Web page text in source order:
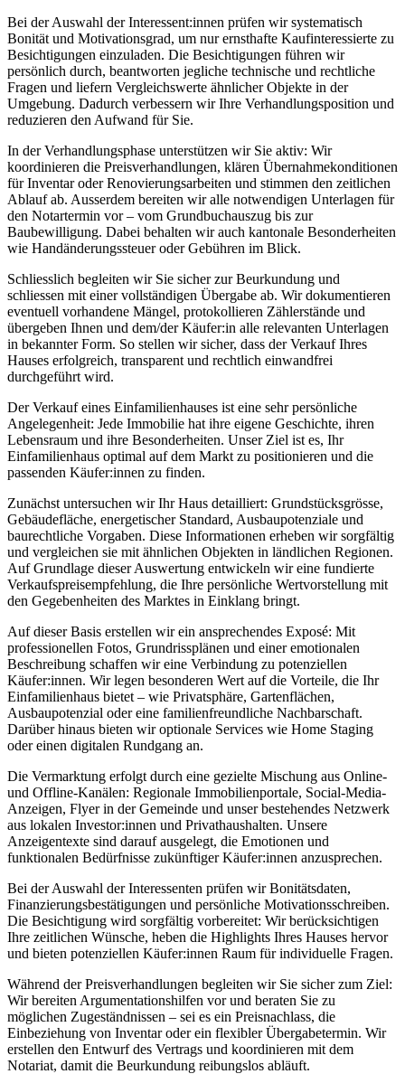
Bei der Auswahl der Interessent:innen prüfen wir systematisch
Bonität und Motivationsgrad, um nur ernsthafte Kaufinteressierte zu
Besichtigungen einzuladen. Die Besichtigungen führen wir
persönlich durch, beantworten jegliche technische und rechtliche
Fragen und liefern Vergleichswerte ähnlicher Objekte in der
Umgebung. Dadurch verbessern wir Ihre Verhandlungsposition und
reduzieren den Aufwand für Sie.
In der Verhandlungsphase unterstützen wir Sie aktiv: Wir
koordinieren die Preisverhandlungen, klären Übernahmekonditionen
für Inventar oder Renovierungsarbeiten und stimmen den zeitlichen
Ablauf ab. Ausserdem bereiten wir alle notwendigen Unterlagen für
den Notartermin vor – vom Grundbuchauszug bis zur
Baubewilligung. Dabei behalten wir auch kantonale Besonderheiten
wie Handänderungssteuer oder Gebühren im Blick.
Schliesslich begleiten wir Sie sicher zur Beurkundung und
schliessen mit einer vollständigen Übergabe ab. Wir dokumentieren
eventuell vorhandene Mängel, protokollieren Zählerstände und
übergeben Ihnen und dem/der Käufer:in alle relevanten Unterlagen
in bekannter Form. So stellen wir sicher, dass der Verkauf Ihres
Hauses erfolgreich, transparent und rechtlich einwandfrei
durchgeführt wird.
Der Verkauf eines Einfamilienhauses ist eine sehr persönliche
Angelegenheit: Jede Immobilie hat ihre eigene Geschichte, ihren
Lebensraum und ihre Besonderheiten. Unser Ziel ist es, Ihr
Einfamilienhaus optimal auf dem Markt zu positionieren und die
passenden Käufer:innen zu finden.
Zunächst untersuchen wir Ihr Haus detailliert: Grundstücksgrösse,
Gebäudefläche, energetischer Standard, Ausbaupotenziale und
baurechtliche Vorgaben. Diese Informationen erheben wir sorgfältig
und vergleichen sie mit ähnlichen Objekten in ländlichen Regionen.
Auf Grundlage dieser Auswertung entwickeln wir eine fundierte
Verkaufspreisempfehlung, die Ihre persönliche Wertvorstellung mit
den Gegebenheiten des Marktes in Einklang bringt.
Auf dieser Basis erstellen wir ein ansprechendes Exposé: Mit
professionellen Fotos, Grundrissplänen und einer emotionalen
Beschreibung schaffen wir eine Verbindung zu potenziellen
Käufer:innen. Wir legen besonderen Wert auf die Vorteile, die Ihr
Einfamilienhaus bietet – wie Privatsphäre, Gartenflächen,
Ausbaupotenzial oder eine familienfreundliche Nachbarschaft.
Darüber hinaus bieten wir optionale Services wie Home Staging
oder einen digitalen Rundgang an.
Die Vermarktung erfolgt durch eine gezielte Mischung aus Online-
und Offline-Kanälen: Regionale Immobilienportale, Social-Media-
Anzeigen, Flyer in der Gemeinde und unser bestehendes Netzwerk
aus lokalen Investor:innen und Privathaushalten. Unsere
Anzeigentexte sind darauf ausgelegt, die Emotionen und
funktionalen Bedürfnisse zukünftiger Käufer:innen anzusprechen.
Bei der Auswahl der Interessenten prüfen wir Bonitätsdaten,
Finanzierungsbestätigungen und persönliche Motivationsschreiben.
Die Besichtigung wird sorgfältig vorbereitet: Wir berücksichtigen
Ihre zeitlichen Wünsche, heben die Highlights Ihres Hauses hervor
und bieten potenziellen Käufer:innen Raum für individuelle Fragen.
Während der Preisverhandlungen begleiten wir Sie sicher zum Ziel:
Wir bereiten Argumentationshilfen vor und beraten Sie zu
möglichen Zugeständnissen – sei es ein Preisnachlass, die
Einbeziehung von Inventar oder ein flexibler Übergabetermin. Wir
erstellen den Entwurf des Vertrags und koordinieren mit dem
Notariat, damit die Beurkundung reibungslos abläuft.